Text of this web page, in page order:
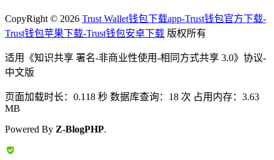
CopyRight © 2026 Trust Wallet钱包下载app-Trust钱包官方下载-
Trust钱包苹果下载-Trust钱包安卓下载 版权所有
适用《知识共享 署名-非商业性使用-相同方式共享 3.0》协议-
中文版
页面加载时长：0.118 秒 数据库查询：18 次 占用内存：3.63
MB
Powered By Z-BlogPHP.